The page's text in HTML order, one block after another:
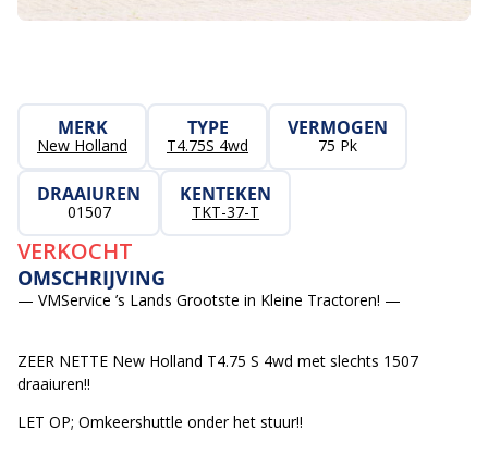
MERK
New Holland
TYPE
T4.75S 4wd
VERMOGEN
75 Pk
DRAAIUREN
01507
KENTEKEN
TKT-37-T
VERKOCHT
OMSCHRIJVING
— VMService ’s Lands Grootste in Kleine Tractoren! —
ZEER NETTE New Holland T4.75 S 4wd met slechts 1507
draaiuren!!
LET OP; Omkeershuttle onder het stuur!!